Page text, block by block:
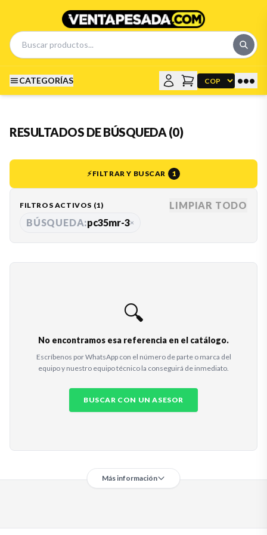
CATEGORÍAS •••
RESULTADOS DE BÚSQUEDA (0)
⚡FILTRAR Y BUSCAR 1
FILTROS ACTIVOS (1)
LIMPIAR TODO
BÚSQUEDA:pc35mr-3×
🔍
No encontramos esa referencia en el catálogo.
Escríbenos por WhatsApp con el número de parte o marca del
equipo y nuestro equipo técnico la conseguirá de inmediato.
BUSCAR CON UN ASESOR
Más información